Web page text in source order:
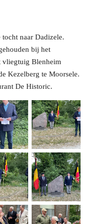
naar Dadizele.
bij het
vliegtuig Blenheim
Kezelberg te Moorsele.
De Historic.